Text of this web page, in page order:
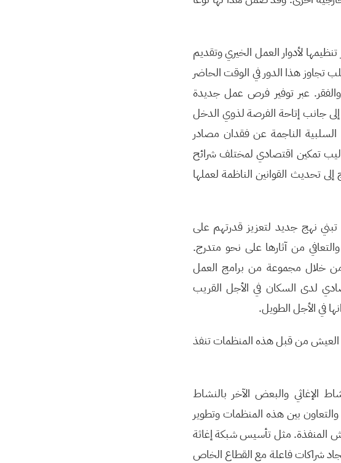
لأدوار العمل الخيري وتقديم
تجاوز هذا الدور في الوقت الحاضر
والفقر. عبر توفير فرص عمل جديدة
جانب إتاحة الفرصة لذوي الدخل
السلبية الناجمة عن فقدان مصادر
تمكين اقتصادي لمختلف شرائح
تحديث القوانين الناظمة لعملها
نهج جديد لتعزيز قدرتهم على
من آثارها على نحو متدرج.
خلال مجموعة من برامج العمل
لدى السكان في الأجل القريب
في الأجل الطويل.
العيش من قبل هذه المنظمات تنفذ
الإغاثي والبعض الآخر بالنشاط
بين هذه المنظمات وتطوير
المنفذة. مثل تأسيس شبكة إغاثة
شراكات فاعلة مع القطاع الخاص